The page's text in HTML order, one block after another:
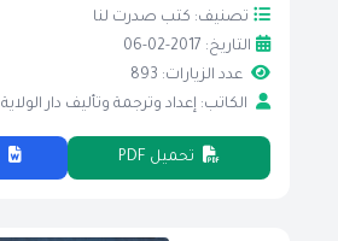
تصنيف: كتب صدرت لنا
التاريخ: 2017-02-06
عدد الزيارات: 893
الكاتب: إعداد وترجمة وتأليف دار الولاية
تحميل PDF